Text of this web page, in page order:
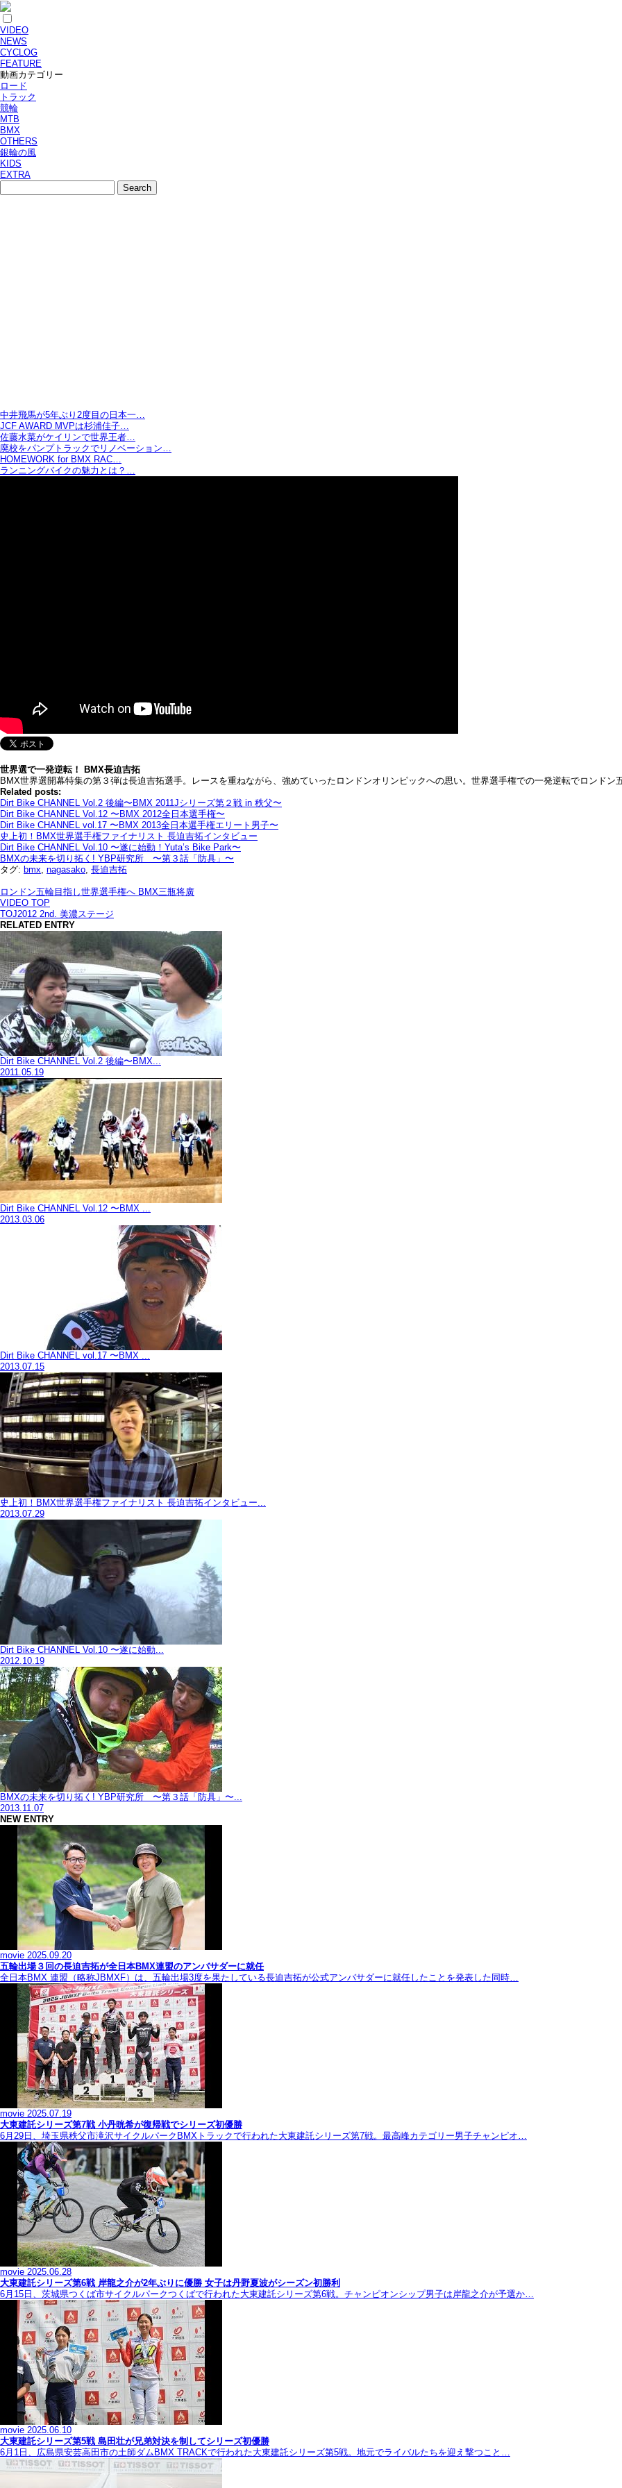
VIDEO
NEWS
CYCLOG
FEATURE
動画カテゴリー
ロード
トラック
競輪
MTB
BMX
OTHERS
銀輪の風
KIDS
EXTRA
中井飛馬が5年ぶり2度目の日本一…
JCF AWARD MVPは杉浦佳子…
佐藤水菜がケイリンで世界王者…
廃校をパンプトラックでリノベーション…
HOMEWORK for BMX RAC…
ランニングバイクの魅力とは？…
世界選で一発逆転！ BMX長迫吉拓
BMX世界選開幕特集の第３弾は長迫吉拓選手。レースを重ねながら、強めていったロンドンオリンピックへの思い。世界選手権での一発逆転でロンドン
Related posts:
Dirt Bike CHANNEL Vol.2 後編〜BMX 2011Jシリーズ第２戦 in 秩父〜
Dirt Bike CHANNEL Vol.12 〜BMX 2012全日本選手権〜
Dirt Bike CHANNEL vol.17 〜BMX 2013全日本選手権エリート男子〜
史上初！BMX世界選手権ファイナリスト 長迫吉拓インタビュー
Dirt Bike CHANNEL Vol.10 〜遂に始動！Yuta’s Bike Park〜
BMXの未来を切り拓く! YBP研究所 〜第３話「防具」〜
タグ: bmx nagasako 長迫吉拓
ロンドン五輪目指し世界選手権へ BMX三瓶将廣
VIDEO TOP
TOJ2012 2nd. 美濃ステージ
RELATED ENTRY
Dirt Bike CHANNEL Vol.2 後編〜BMX...
2011.05.19
Dirt Bike CHANNEL Vol.12 〜BMX ...
2013.03.06
Dirt Bike CHANNEL vol.17 〜BMX ...
2013.07.15
史上初！BMX世界選手権ファイナリスト 長迫吉拓インタビュー...
2013.07.29
Dirt Bike CHANNEL Vol.10 〜遂に始動...
2012.10.19
BMXの未来を切り拓く! YBP研究所 〜第３話「防具」〜...
2013.11.07
NEW ENTRY
movie 2025.09.20
五輪出場３回の長迫吉拓が全日本BMX連盟のアンバサダーに就任
全日本BMX 連盟（略称JBMXF）は、五輪出場3度を果たしている長迫吉拓が公式アンバサダーに就任したことを発表した同時…
movie 2025.07.19
大東建託シリーズ第7戦 ⼩丹晄希が復帰戦でシリーズ初優勝
6月29日、埼玉県秩父市滝沢サイクルパークBMXトラックで行われた大東建託シリーズ第7戦。最高峰カテゴリー男子チャンピオ…
movie 2025.06.28
大東建託シリーズ第6戦 岸龍之介が2年ぶりに優勝 女子は丹野夏波がシーズン初勝利
6月15日、茨城県つくば市サイクルパークつくばで行われた大東建託シリーズ第6戦。チャンピオンシップ男子は岸龍之介が予選か…
movie 2025.06.10
大東建託シリーズ第5戦 島田壮が兄弟対決を制してシリーズ初優勝
6月1日、広島県安芸高田市の土師ダムBMX TRACKで行われた大東建託シリーズ第5戦。地元でライバルたちを迎え撃つこと…